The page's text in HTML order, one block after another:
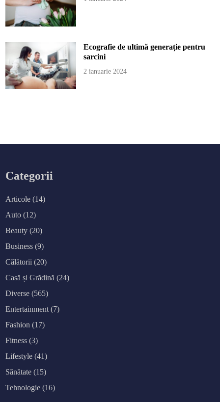
Ecografie de ultimă generație pentru
sarcini
2 ianuarie 2024
Categorii
Articole (14)
Auto (12)
Beauty (20)
Business (9)
Călătorii (20)
Casă și Grădină (24)
Diverse (565)
Entertainment (7)
Fashion (17)
Fitness (3)
Lifestyle (41)
Sănătate (15)
Tehnologie (16)